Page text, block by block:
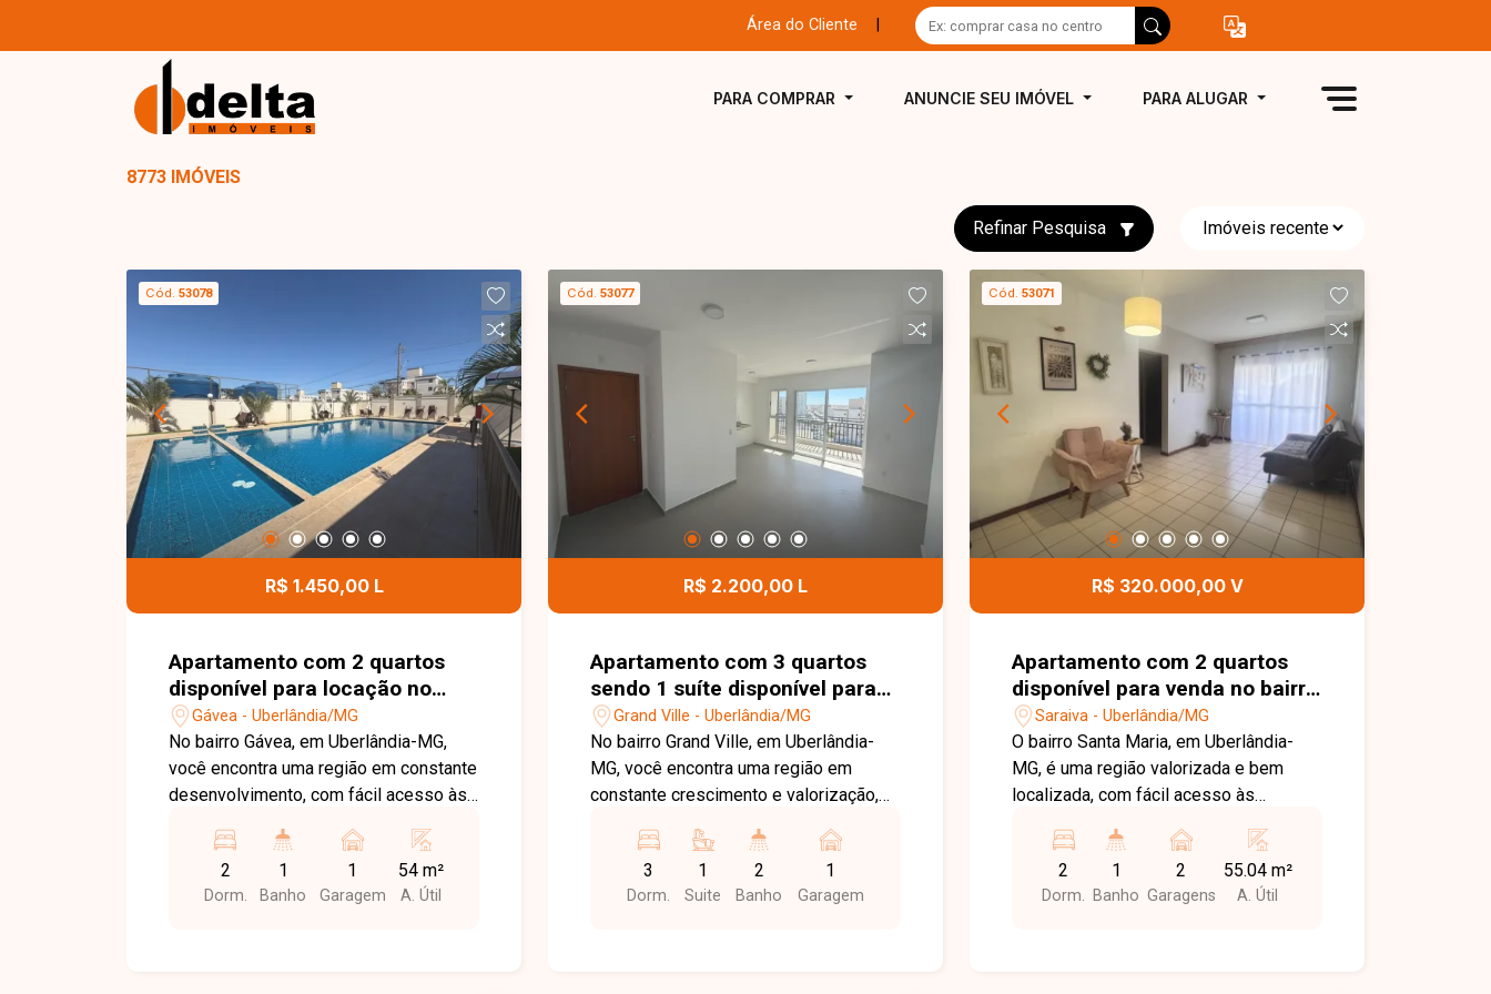
Área do Cliente
PARA COMPRAR ANUNCIE SEU IMÓVEL PARA ALUGAR
8773 IMÓVEIS
Refinar Pesquisa
Cód. 53078
R$ 1.450,00 L
Apartamento com 2 quartos
disponível para locação no
bairro Gávea em Uberlândia-
MG
Gávea - Uberlândia/MG
No bairro Gávea, em Uberlândia-MG,
você encontra uma região em constante
desenvolvimento, com fácil acesso às
com supermercados, escolas,
farmácias e diversos comércios,
proporcionando praticidade e qualidade
2
Dorm.
1
Banho
1
Garagem
54 m²
A. Útil
Cód. 53077
R$ 2.200,00 L
Apartamento com 3 quartos
sendo 1 suíte disponível para
locação no bairro Grand Ville
em Uberlândia-MG
Grand Ville - Uberlândia/MG
No bairro Grand Ville, em Uberlândia-
MG, você encontra uma região em
constante crescimento e valorização,
acesso às principais vias da cidade e
proximidade com supermercados,
escolas, farmácias e diversos
3
Dorm.
1
Suite
2
Banho
1
Garagem
Cód. 53071
R$ 320.000,00 V
Apartamento com 2 quartos
disponível para venda no bairro
Santa Maria em Uberlândia-MG
Saraiva - Uberlândia/MG
O bairro Santa Maria, em Uberlândia-
MG, é uma região valorizada e bem
localizada, com fácil acesso às
a supermercados, escolas, farmácias,
restaurantes e diversos comércios,
oferece praticidade, conforto e
2
Dorm.
1
Banho
2
Garagens
55.04 m²
A. Útil